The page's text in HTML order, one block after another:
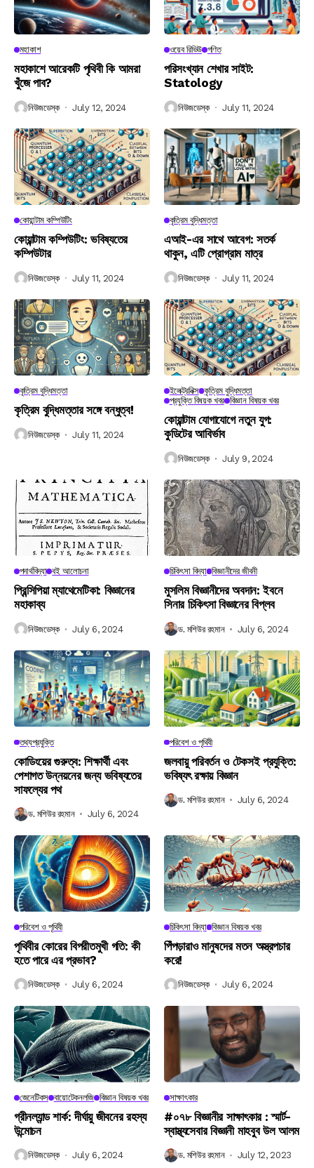
মহাকাশ
মহাকাশে আরেকটি পৃথিবী কি আমরা
খুঁজে পাব?
নিউজডেস্ক July 12, 2024
ওয়েব রিভিউ গণিত
পরিসংখ্যান শেখার সাইট:
Statology
নিউজডেস্ক July 11, 2024
কোয়ান্টাম কম্পিউটিং
কোয়ান্টাম কম্পিউটিং: ভবিষ্যতের
কম্পিউটার
নিউজডেস্ক July 11, 2024
কৃত্রিম বুদ্ধিমত্তা
এআই-এর সাথে আবেগ: সতর্ক
থাকুন, এটি প্রোগ্রাম মাত্র
নিউজডেস্ক July 11, 2024
কৃত্রিম বুদ্ধিমত্তা
কৃত্রিম বুদ্ধিমত্তার সঙ্গে বন্ধুত্ব!
নিউজডেস্ক July 11, 2024
ইলেক্ট্রনিক্স কৃত্রিম বুদ্ধিমত্তা
প্রযুক্তি বিষয়ক খবর বিজ্ঞান বিষয়ক খবর
কোয়ান্টাম যোগাযোগে নতুন যুগ:
কুডিটের আবির্ভাব
নিউজডেস্ক July 9, 2024
পদার্থবিদ্যা বই আলোচনা
প্রিন্সিপিয়া ম্যাথেমেটিকা: বিজ্ঞানের
মহাকাব্য
নিউজডেস্ক July 6, 2024
চিকিৎসা বিদ্যা বিজ্ঞানীদের জীবনী
মুসলিম বিজ্ঞানীদের অবদান: ইবনে
সিনার চিকিৎসা বিজ্ঞানের বিপ্লব
ড. মশিউর রহমান July 6, 2024
তথ্যপ্রযুক্তি
কোডিংয়ের গুরুত্ব: শিক্ষার্থী এবং
পেশাগত উন্নয়নের জন্য ভবিষ্যতের
সাফল্যের পথ
ড. মশিউর রহমান July 6, 2024
পরিবেশ ও পৃথিবী
জলবায়ু পরিবর্তন ও টেকসই প্রযুক্তি:
ভবিষ্যৎ রক্ষায় বিজ্ঞান
ড. মশিউর রহমান July 6, 2024
পরিবেশ ও পৃথিবী
পৃথিবীর কোরের বিপরীতমুখী গতি: কী
হতে পারে এর প্রভাব?
নিউজডেস্ক July 6, 2024
চিকিৎসা বিদ্যা বিজ্ঞান বিষয়ক খবর
পিঁপড়ারাও মানুষদের মতন অস্ত্রপচার
করে!
নিউজডেস্ক July 6, 2024
জেনেটিকস বায়োটেকনলজি বিজ্ঞান বিষয়ক খবর
গ্রীনল্যান্ড শার্ক: দীর্ঘায়ু জীবনের রহস্য
উন্মোচন
নিউজডেস্ক July 6, 2024
সাক্ষাৎকার
#০৭৮ বিজ্ঞানীর সাক্ষাৎকার : স্মার্ট-
স্বাস্থ্যসেবার বিজ্ঞানী মাহবুব উল আলম
ড. মশিউর রহমান July 12, 2023